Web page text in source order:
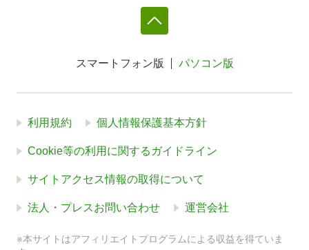
スマートフォン版 パソコン版
利用規約 個人情報保護基本方針
Cookie等の利用に関するガイドライン
サイトアクセス情報の取得について
法人・プレスお問い合わせ 運営会社
※本サイトはアフィリエイトプログラムによる収益を得ていま